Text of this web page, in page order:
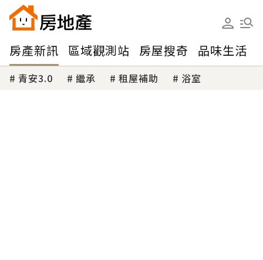
房產新訊 區域觀測站 房屋搜奇 品味生活
青安3.0 繼承 租屋補助 浴室